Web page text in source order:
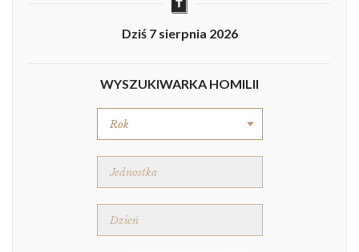
Dziś 7 sierpnia 2026
WYSZUKIWARKA HOMILII